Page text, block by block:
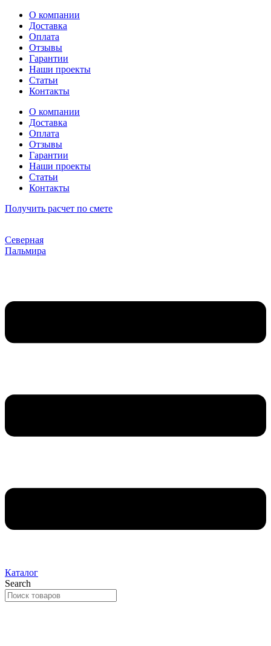
Перейти
содержимому
О компании
Доставка
Оплата
Отзывы
Гарантии
Наши проекты
Статьи
Контакты
О компании
Доставка
Оплата
Отзывы
Гарантии
Наши проекты
Статьи
Контакты
Получить расчет по смете
Северная
Пальмира
Каталог
Search